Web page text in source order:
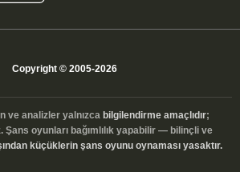
Copyright © 2005-2026
ve analizler yalnızca bilgilendirme amaçlıdır;
oyunları bağımlılık yapabilir — bilinçli ve
küçüklerin şans oyunu oynaması yasaktır.